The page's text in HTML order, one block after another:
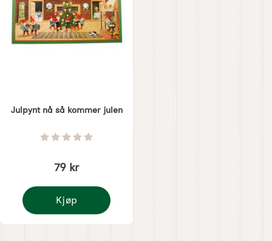
Julpynt nå så kommer julen
Varenummer 1280Vurdering: 0 Stjerne av 5
79 kr
Kjøp
Julpynt nå så kommer julen